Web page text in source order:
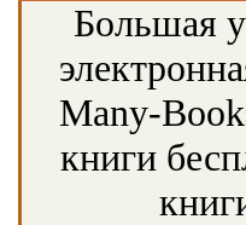
Большая
Many-
книги